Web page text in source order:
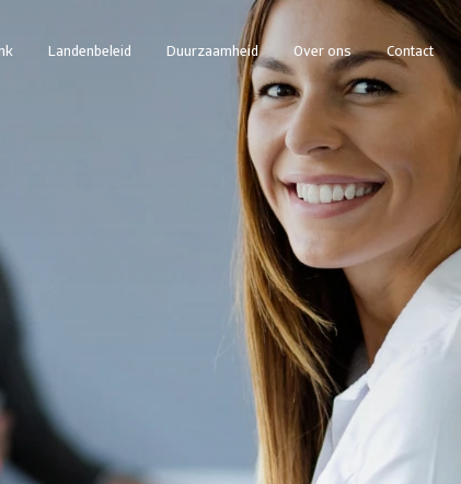
Landenbeleid Duurzaamheid Over ons Contact